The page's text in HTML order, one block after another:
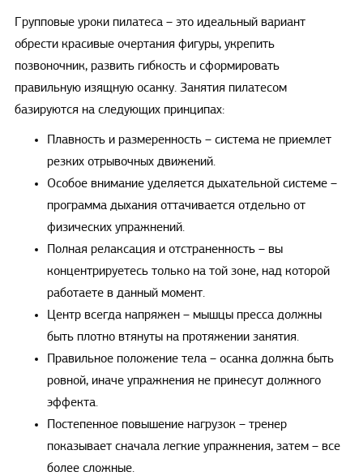
Групповые уроки пилатеса – это идеальный вариант
обрести красивые очертания фигуры, укрепить
позвоночник, развить гибкость и сформировать
правильную изящную осанку. Занятия пилатесом
базируются на следующих принципах:
Плавность и размеренность – система не приемлет
резких отрывочных движений.
Особое внимание уделяется дыхательной системе –
программа дыхания оттачивается отдельно от
физических упражнений.
Полная релаксация и отстраненность – вы
концентрируетесь только на той зоне, над которой
работаете в данный момент.
Центр всегда напряжен – мышцы пресса должны
быть плотно втянуты на протяжении занятия.
Правильное положение тела – осанка должна быть
ровной, иначе упражнения не принесут должного
эффекта.
Постепенное повышение нагрузок – тренер
показывает сначала легкие упражнения, затем – все
более сложные.